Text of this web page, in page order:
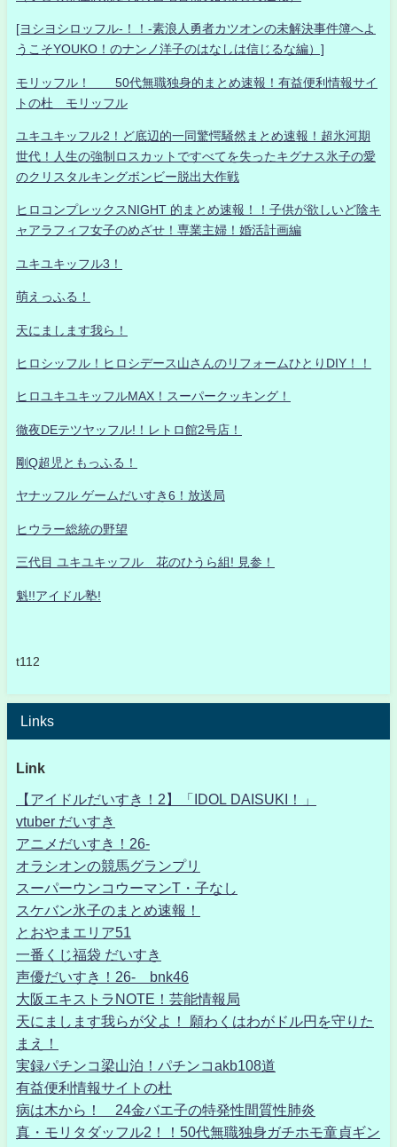
[ヨシヨシロッフル-！！-素浪人勇者カツオンの未解決事件簿へよ
うこそYOUKO！のナンノ洋子のはなしは信じるな編）]
モリッフル！ 50代無職独身的まとめ速報！有益便利情報サイ
トの杜 モリッフル
ユキユキッフル2！ど底辺的一同驚愕騒然まとめ速報！超氷河期
世代！人生の強制ロスカットですべてを失ったキグナス氷子の愛
のクリスタルキングボンビー脱出大作戦
ヒロコンプレックスNIGHT 的まとめ速報！！子供が欲しいど陰キ
ャアラフィフ女子のめざせ！専業主婦！婚活計画編
ユキユキッフル3！
萌えっふる！
天にまします我ら！
ヒロシッフル！ヒロシデース山さんのリフォームひとりDIY！！
ヒロユキユキッフルMAX！スーパークッキング！
徹夜DEテツヤッフル!！レトロ館2号店！
剛Q超児ともっふる！
ヤナッフル ゲームだいすき6！放送局
ヒウラー総統の野望
三代目 ユキユキッフル 花のひうら組! 見参！
魁!!アイドル塾!
t112
Links
Link
【アイドルだいすき！2】「IDOL DAISUKI！」
vtuber だいすき
アニメだいすき！26-
オラシオンの競馬グランプリ
スーパーウンコウーマンT・子なし
スケバン氷子のまとめ速報！
とおやまエリア51
一番くじ福袋 だいすき
声優だいすき！26- bnk46
大阪エキストラNOTE！芸能情報局
天にまします我らが父よ！ 願わくはわがドル円を守りた
まえ！
実録パチンコ梁山泊！パチンコakb108道
有益便利情報サイトの杜
病は木から！ 24金バエ子の特発性間質性肺炎
真・モリタダッフル2！！50代無職独身ガチホモ童貞ギン